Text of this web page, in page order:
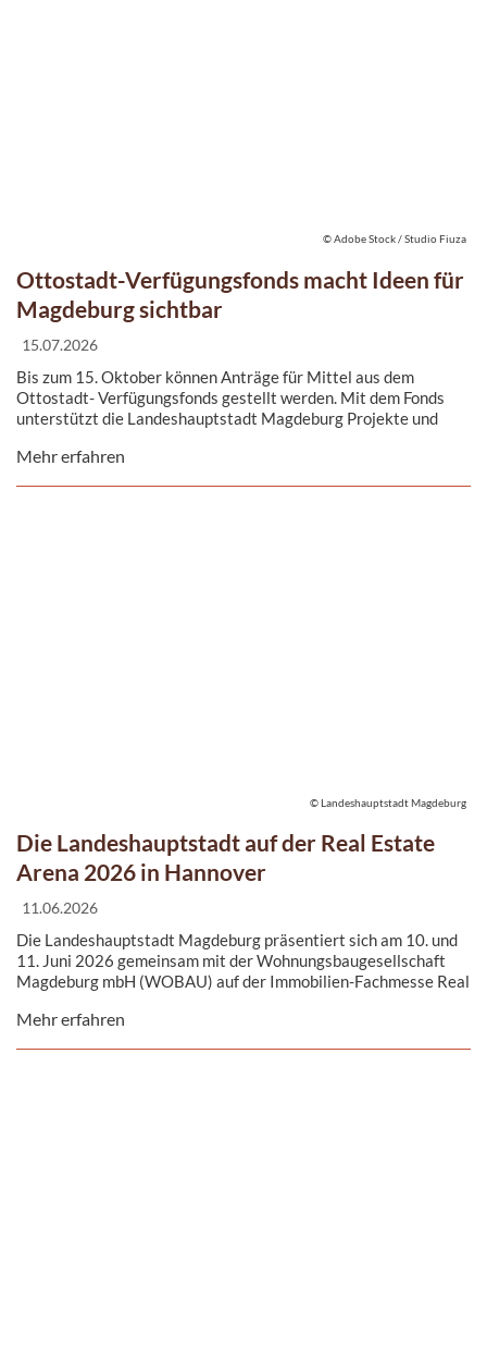
Ottostadt-Verfügungsfonds macht Ideen für
Magdeburg sichtbar
15.07.2026
Bis zum 15. Oktober können Anträge für Mittel aus dem
Ottostadt- Verfügungsfonds gestellt werden. Mit dem Fonds
unterstützt die Landeshauptstadt Magdeburg Projekte und
machen.
Mehr erfahren
© Adobe Stock / Studio Fiuza
Die Landeshauptstadt auf der Real Estate
Arena 2026 in Hannover
11.06.2026
Die Landeshauptstadt Magdeburg präsentiert sich am 10. und
11. Juni 2026 gemeinsam mit der Wohnungsbaugesellschaft
Magdeburg mbH (WOBAU) auf der Immobilien-Fachmesse Real
die Stadt über aktuelle Entwicklungen, Projekte und
Mehr erfahren
© Landeshauptstadt Magdeburg